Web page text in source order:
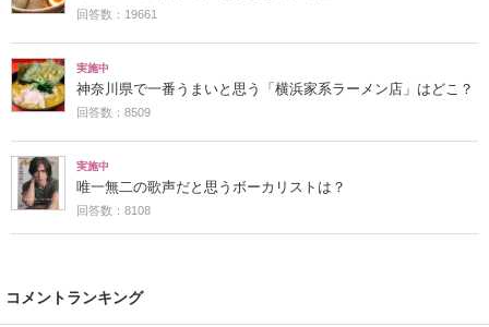
回答数：19661
実施中
神奈川県で一番うまいと思う「横浜家系ラーメン店」はどこ？
回答数：8509
実施中
唯一無二の歌声だと思うボーカリストは？
回答数：8108
コメントランキング